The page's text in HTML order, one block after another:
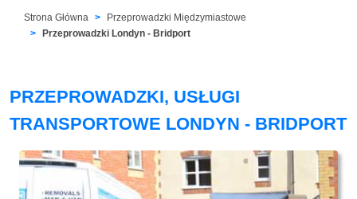
Strona Główna
Przeprowadzki Międzymiastowe
Przeprowadzki Londyn - Bridport
PRZEPROWADZKI, USŁUGI
TRANSPORTOWE LONDYN - BRIDPORT